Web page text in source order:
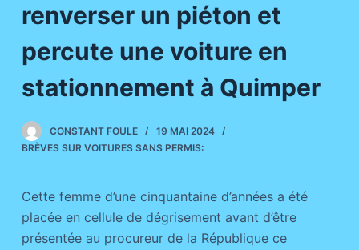
o
e
u
renverser un piéton et
percute une voiture en
stationnement à Quimper
CONSTANT FOULE
19 MAI 2024
BRÈVES SUR VOITURES SANS PERMIS:
Cette femme d’une cinquantaine d’années a été
placée en cellule de dégrisement avant d’être
présentée au procureur de la République ce